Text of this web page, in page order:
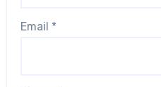
Email *